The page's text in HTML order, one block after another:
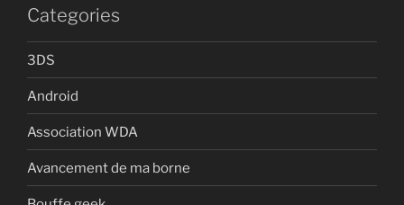
Categories
3DS
Android
Association WDA
Avancement de ma borne